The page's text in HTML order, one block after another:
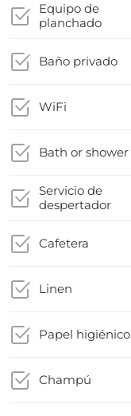
Equipo de
planchado
Baño privado
WiFi
Bath or shower
Servicio de
despertador
Cafetera
Linen
Papel higiénico
Champú